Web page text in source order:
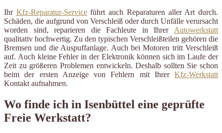
Ihr Kfz-Reparatur-Serviceführt auch Reparaturen aller Art durch.
Schäden, die aufgrund von Verschleiß oder durch Unfälle verursacht
worden sind, reparieren die Fachleute in Ihrer Autowerkstatt
qualitativ hochwertig. Zu den typischen Verschleißteilen gehören die
Bremsen und die Auspuffanlage. Auch bei Motoren tritt Verschleiß
auf. Auch kleine Fehler in der Elektronik können sich im Laufe der
Zeit zu größeren Problemen entwickeln. Deshalb sollten Sie schon
beim der ersten Anzeige von Fehlern mit Ihrer Kfz-Werkstatt
Kontakt aufnahmen.
Wo finde ich in Isenbüttel eine geprüfte
Freie Werkstatt?